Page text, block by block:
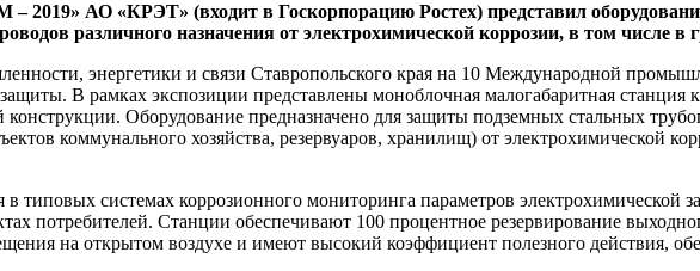
АО «КРЭТ» (входит в Госкорпорацию Ростех) представил
различного назначения от электрохимической коррозии, в том числе
энергетики и связи Ставропольского края на 10 Международной
В рамках экспозиции представлены моноблочная малогабаритная
Оборудование предназначено для защиты подземных стальных
коммунального хозяйства, резервуаров, хранилищ) от электрохимической
типовых системах коррозионного мониторинга параметров электрохимической
потребителей. Станции обеспечивают 100 процентное резервирование
на открытом воздухе и имеют высокий коэффициент полезного действия,